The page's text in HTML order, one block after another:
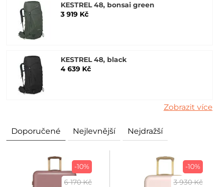
KESTREL 48, bonsai green
3 919 Kč
KESTREL 48, black
4 639 Kč
Zobrazit více
Doporučené Nejlevnější Nejdražší
-10%
6 170 Kč
-10%
3 930 Kč